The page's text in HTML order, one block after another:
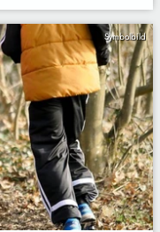
Symbolbild